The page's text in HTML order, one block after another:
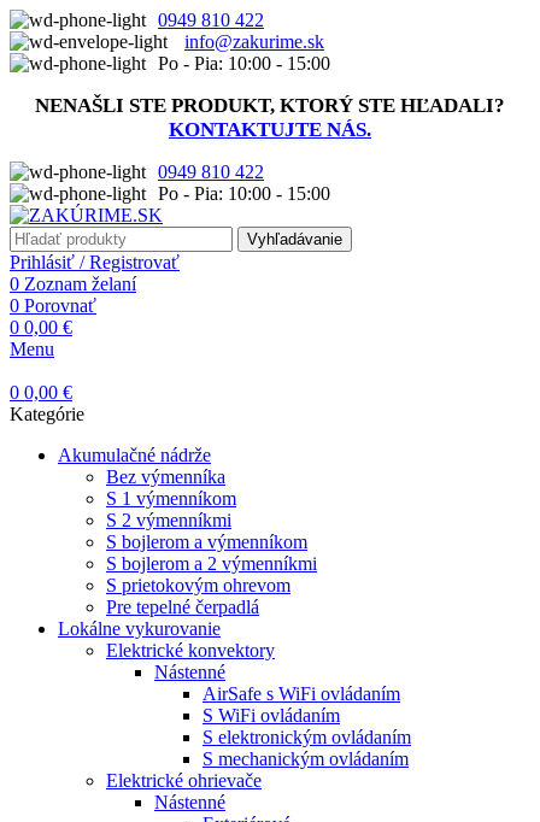
0949 810 422
info@zakurime.sk
Po - Pia: 10:00 - 15:00
NENAŠLI STE PRODUKT, KTORÝ STE HĽADALI?
KONTAKTUJTE NÁS.
0949 810 422
Po - Pia: 10:00 - 15:00
Vyhľadávanie
Prihlásiť / Registrovať
0 Zoznam želaní
0 Porovnať
0 0,00 €
Menu
0 0,00 €
Kategórie
Akumulačné nádrže
Bez výmenníka
S 1 výmenníkom
S 2 výmenníkmi
S bojlerom a výmenníkom
S bojlerom a 2 výmenníkmi
S prietokovým ohrevom
Pre tepelné čerpadlá
Lokálne vykurovanie
Elektrické konvektory
Nástenné
AirSafe s WiFi ovládaním
S WiFi ovládaním
S elektronickým ovládaním
S mechanickým ovládaním
Elektrické ohrievače
Nástenné